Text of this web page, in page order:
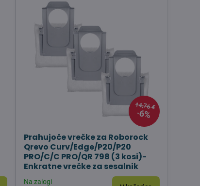
14,76 €
6%
Prahujoče vrečke za Roborock
Qrevo Curv/Edge/P20/P20
PRO/C/C PRO/QR 798 (3 kosi)-
Enkratne vrečke za sesalnik
Na zalogi